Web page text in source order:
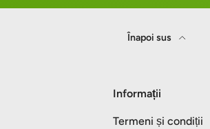
Înapoi sus
Informații
Termeni și condiții